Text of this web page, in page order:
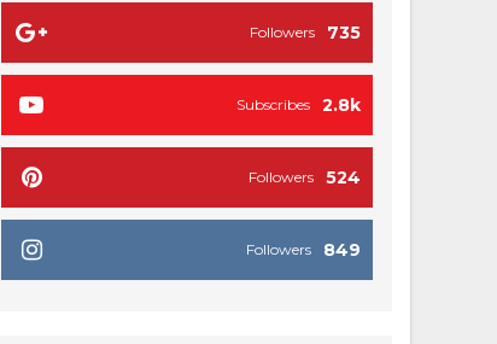
735
Followers
2.8k
Subscribes
524
Followers
849
Followers